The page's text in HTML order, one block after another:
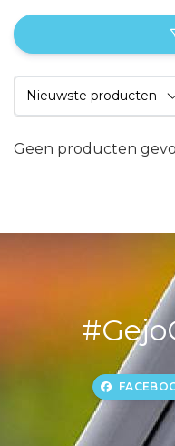
Geen producten